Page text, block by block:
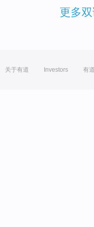
更多
关于有道 Investors 有